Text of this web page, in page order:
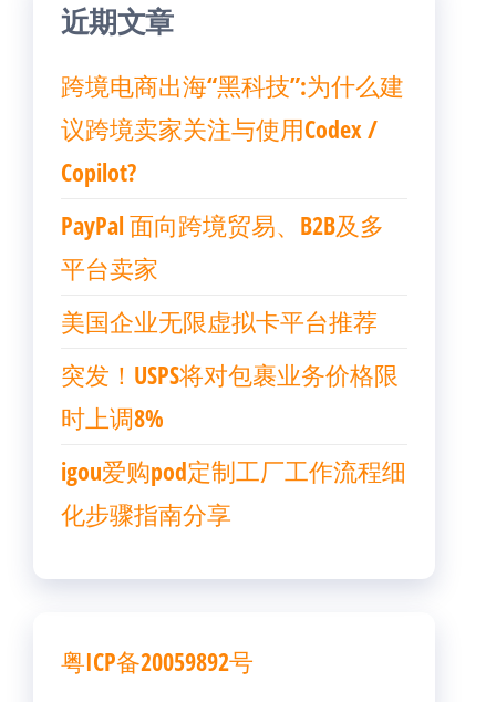
近期文章
跨境电商出海“黑科技”:为什么建
议跨境卖家关注与使用Codex /
Copilot?
PayPal 面向跨境贸易、B2B及多
平台卖家
美国企业无限虚拟卡平台推荐
突发！USPS将对包裹业务价格限
时上调8%
igou爱购pod定制工厂工作流程细
化步骤指南分享
粤ICP备20059892号